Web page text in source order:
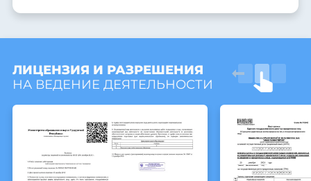
ЛИЦЕНЗИЯ И РАЗРЕШЕНИЯ
НА ВЕДЕНИЕ ДЕЯТЕЛЬНОСТИ